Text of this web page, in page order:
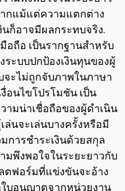
ากแม้แต่ความแตกต่าง
ก็อาจมีผลกระทบจริง.
ถือ เป็นรากฐานสำหรับ
ะบบปกป้องเงินทุนของผู้
จะไม่ถูกจับภาพในภาษา
อนไขโปรโมชัน เป็น
ามน่าเชื่อถือของผู้ดำเนิน
นจะเล่นบางครั้งหรือมี
การชำระเงินด้วยสกุล
มพึงพอใจในระยะยาวกับ
ตฟอร์มที่แข่งขันจะอ้าง
บอนุญาตจากหน่วยงาน